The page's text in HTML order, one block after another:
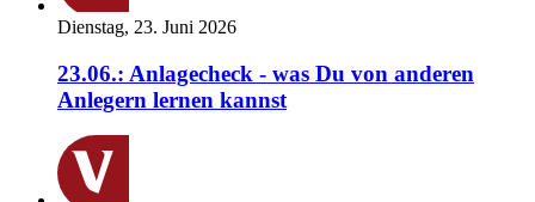
Dienstag, 23. Juni 2026
23.06.: Anlagecheck - was Du von anderen
Anlegern lernen kannst